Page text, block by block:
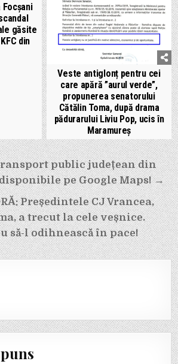
Focșani
găsite
din
Veste antiglonț pentru cei
care apără ”aurul verde”,
propunerea senatorului
Cătălin Toma, după drama
pădurarului Liviu Pop, ucis în
Maramureș
public județean din
pe Google Maps! →
Președintele CJ Vrancea,
a trecut la cele veșnice.
să-l odihnească în pace!